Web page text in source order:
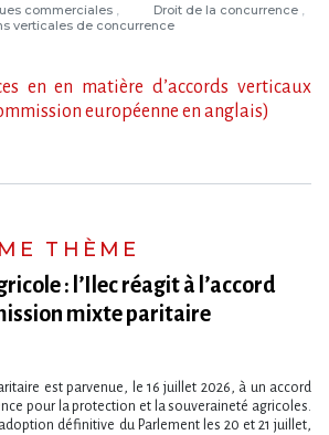
commerciales
Droit de la concurrence
verticales de concurrence
en en matière d’accords verticaux
européenne en anglais)
THÈME
: l​‌’Ilec réagit à l​‌’accord
mixte paritaire
est parvenue, le 16 juillet 2026, à un accord
pour la protection et la souveraineté agricoles.
définitive du Parlement les 20 et 21 juillet,